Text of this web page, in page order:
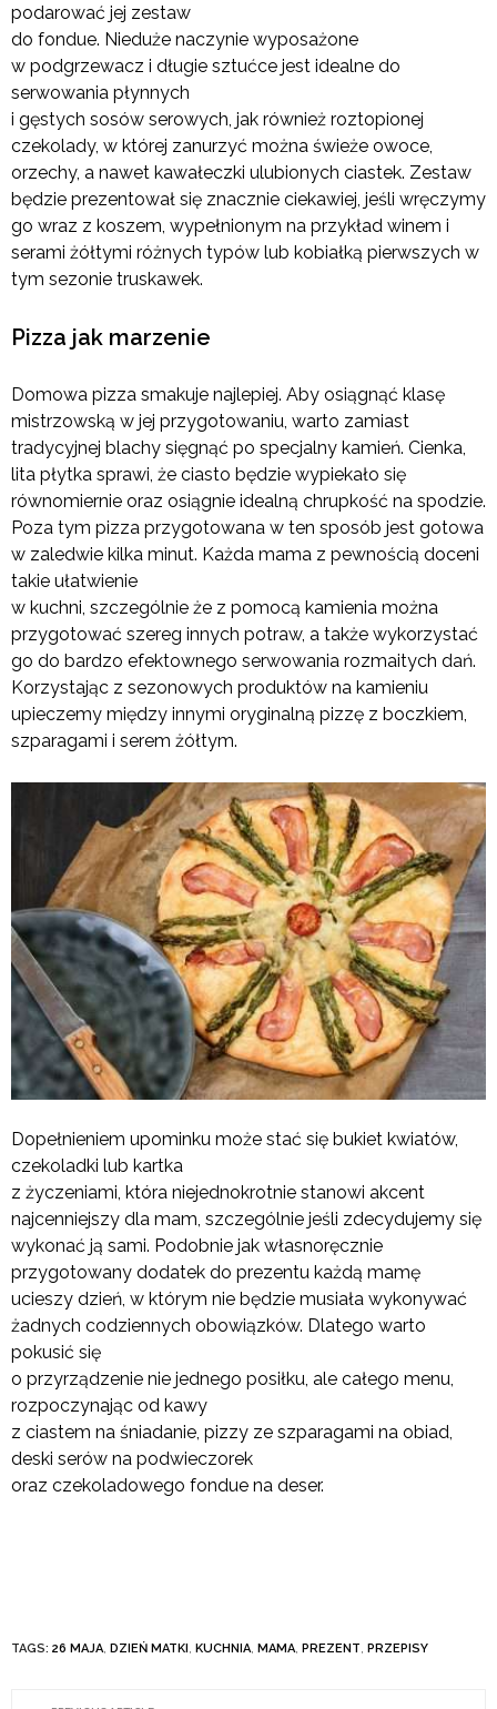
podarować jej zestaw
do fondue. Nieduże naczynie wyposażone
w podgrzewacz i długie sztućce jest idealne do
serwowania płynnych
i gęstych sosów serowych, jak również roztopionej
czekolady, w której zanurzyć można świeże owoce,
orzechy, a nawet kawałeczki ulubionych ciastek. Zestaw
będzie prezentował się znacznie ciekawiej, jeśli wręczymy
go wraz z koszem, wypełnionym na przykład winem i
serami żółtymi różnych typów lub kobiałką pierwszych w
tym sezonie truskawek.
Pizza jak marzenie
Domowa pizza smakuje najlepiej. Aby osiągnąć klasę
mistrzowską w jej przygotowaniu, warto zamiast
tradycyjnej blachy sięgnąć po specjalny kamień. Cienka,
lita płytka sprawi, że ciasto będzie wypiekało się
równomiernie oraz osiągnie idealną chrupkość na spodzie.
Poza tym pizza przygotowana w ten sposób jest gotowa
w zaledwie kilka minut. Każda mama z pewnością doceni
takie ułatwienie
w kuchni, szczególnie że z pomocą kamienia można
przygotować szereg innych potraw, a także wykorzystać
go do bardzo efektownego serwowania rozmaitych dań.
Korzystając z sezonowych produktów na kamieniu
upieczemy między innymi oryginalną pizzę z boczkiem,
szparagami i serem żółtym.
Dopełnieniem upominku może stać się bukiet kwiatów,
czekoladki lub kartka
z życzeniami, która niejednokrotnie stanowi akcent
najcenniejszy dla mam, szczególnie jeśli zdecydujemy się
wykonać ją sami. Podobnie jak własnoręcznie
przygotowany dodatek do prezentu każdą mamę
ucieszy dzień, w którym nie będzie musiała wykonywać
żadnych codziennych obowiązków. Dlatego warto
pokusić się
o przyrządzenie nie jednego posiłku, ale całego menu,
rozpoczynając od kawy
z ciastem na śniadanie, pizzy ze szparagami na obiad,
deski serów na podwieczorek
oraz czekoladowego fondue na deser.
TAGS: 26 MAJA, DZIEŃ MATKI, KUCHNIA, MAMA, PREZENT, PRZEPISY